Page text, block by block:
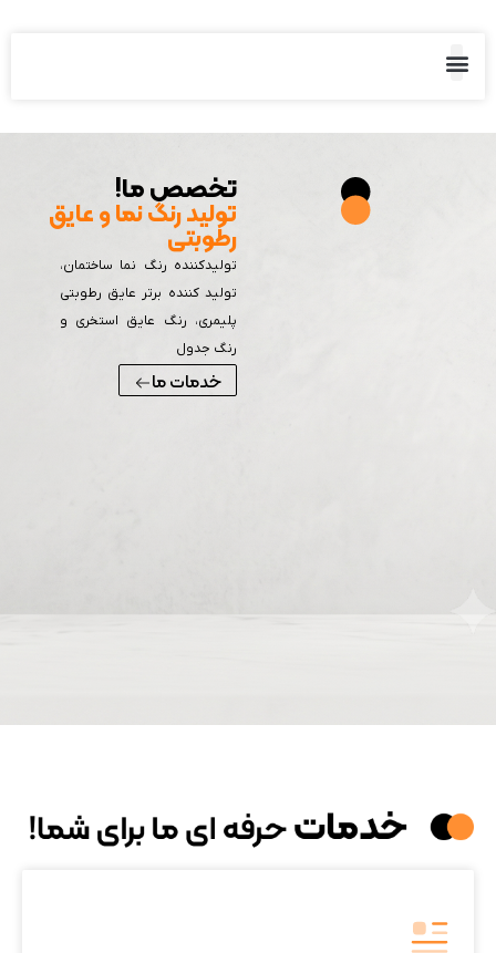
تخصص ما!
تولید رنگ نما و عایق
رطوبتی
تولیدکننده رنگ نما ساختمان،
تولید کننده برتر عایق رطوبتی
پلیمری، رنگ عایق استخری و
رنگ جدول
خدمات ما